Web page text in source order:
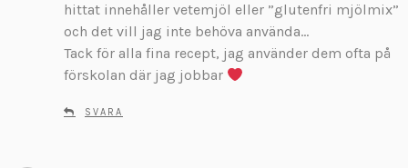
r
:
hittat innehåller vetemjöl eller ”glutenfri mjölmix”
och det vill jag inte behöva använda…
Tack för alla fina recept, jag använder dem ofta på
förskolan där jag jobbar
SVARA